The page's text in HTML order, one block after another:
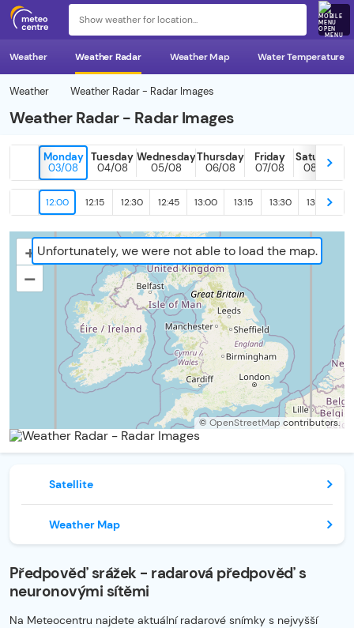
MENU
Weather Weather Radar Weather Map Water Temperature
Weather Weather Radar - Radar Images
Weather Radar - Radar Images
Monday
03/08
Tuesday
04/08
Wednesday
05/08
Thursday
06/08
Friday
07/08
Saturday
08/08
12:00 12:15 12:30 12:45 13:00 13:15 13:30 13:45
Unfortunately, we were not able to load the map.
+
–
© OpenStreetMap contributors.
Satellite
Weather Map
Předpověď srážek - radarová předpověď s
neuronovými sítěmi
Na Meteocentru najdete aktuální radarové snímky s nejvyšší